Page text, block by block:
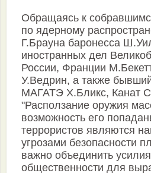
Обращаясь к
по ядерному
Г.Брауна баронесса
иностранных дел
России, Франции
У.Ведрин, а также
МАГАТЭ Х.Бликс, Канат
"Расползание оружия
возможность его
террористов являются
угрозами безопасности
важно объединить
общественности для